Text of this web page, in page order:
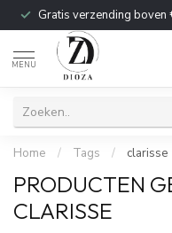
Gratis verzending boven
MENU
Home / Tags / clarisse
PRODUCTEN
CLARISSE